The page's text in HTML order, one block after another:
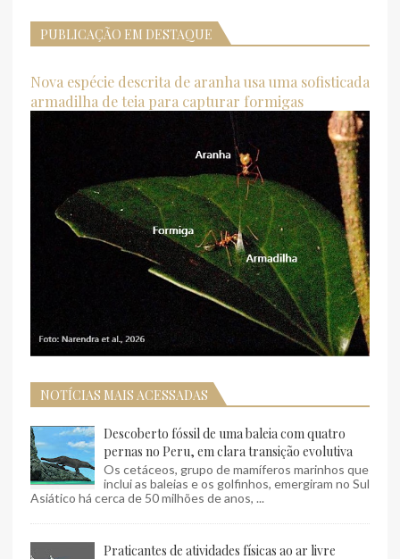
PUBLICAÇÃO EM DESTAQUE
Nova espécie descrita de aranha usa uma sofisticada
armadilha de teia para capturar formigas
NOTÍCIAS MAIS ACESSADAS
Descoberto fóssil de uma baleia com quatro
pernas no Peru, em clara transição evolutiva
Os cetáceos, grupo de mamíferos marinhos que
inclui as baleias e os golfinhos, emergiram no Sul
Asiático há cerca de 50 milhões de anos, ...
Praticantes de atividades físicas ao ar livre